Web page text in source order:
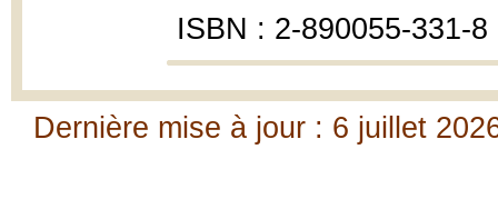
ISBN : 2-890055-331-8
Dernière mise à jour : 6 juillet